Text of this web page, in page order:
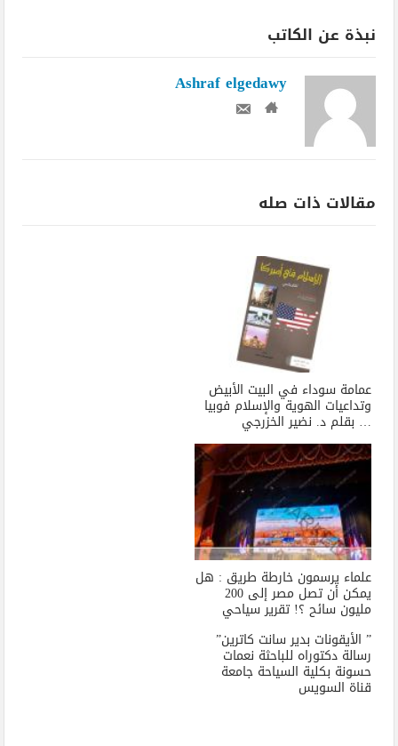
نبذة عن الكاتب
Ashraf elgedawy
مقالات ذات صله
عمامة سوداء في البيت الأبيض
وتداعيات الهوية والإسلام فوبيا
… بقلم د. نضير الخزرجي
علماء يرسمون خارطة طريق : هل
يمكن أن تصل مصر إلى 200
مليون سائح ؟! تقرير سياحي
” الأيقونات بدير سانت كاترين”
رسالة دكتوراه للباحثة نعمات
حسونة بكلية السياحة جامعة
قناة السويس